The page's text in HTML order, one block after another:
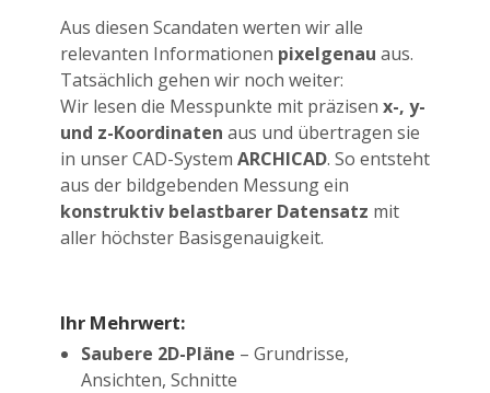
Aus diesen Scandaten werten wir alle
relevanten Informationen pixelgenau aus.
Tatsächlich gehen wir noch weiter:
Wir lesen die Messpunkte mit präzisen x-, y-
und z-Koordinaten aus und übertragen sie
in unser CAD-System ARCHICAD. So entsteht
aus der bildgebenden Messung ein
konstruktiv belastbarer Datensatz mit
aller höchster Basisgenauigkeit.
Ihr Mehrwert:
Saubere 2D-Pläne – Grundrisse,
Ansichten, Schnitte